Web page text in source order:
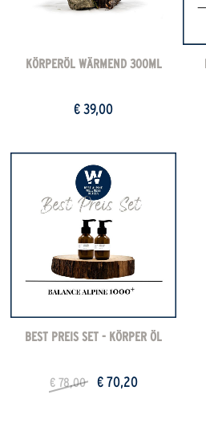
KÖRPERÖL WÄRMEND 300ML
€ 39,00
BEST PREIS SET - KÖRPER ÖL
€ 78,00 € 70,20